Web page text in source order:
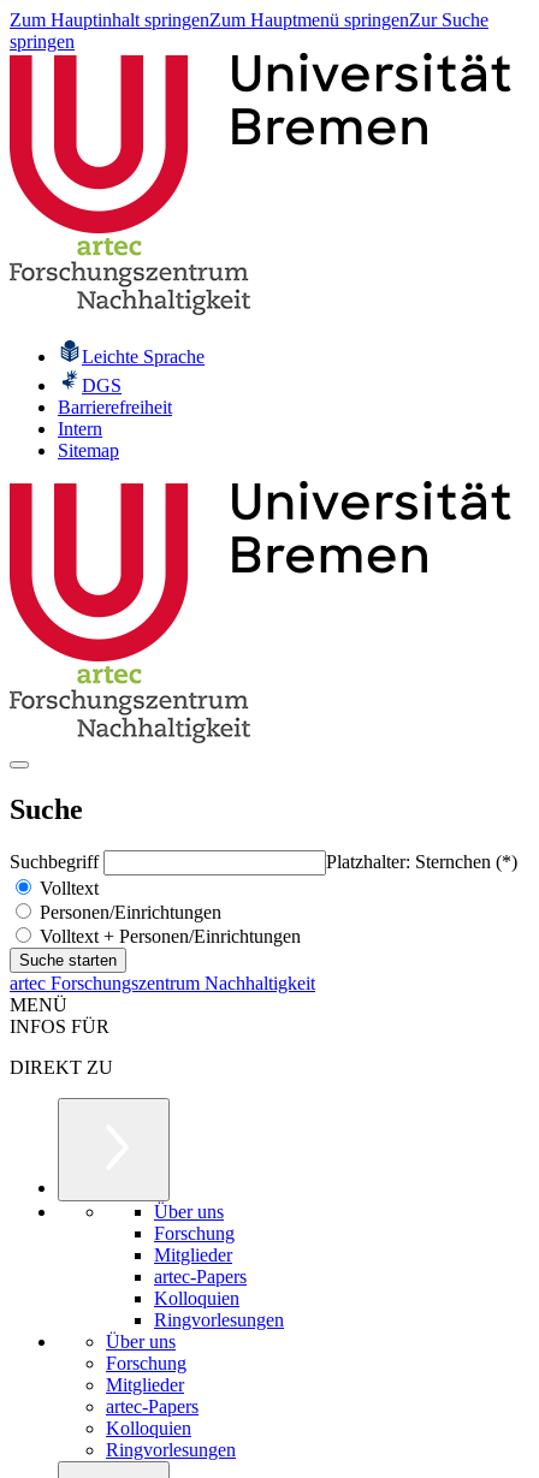
Zum Hauptinhalt springenZum Hauptmenü springenZur Suche
springen
Leichte Sprache
DGS
Barrierefreiheit
Intern
Sitemap
Suche
Suchbegriff
Platzhalter: Sternchen (*)
Volltext
Personen/Einrichtungen
Volltext + Personen/Einrichtungen
artec Forschungszentrum Nachhaltigkeit
MENÜ
INFOS FÜR
DIREKT ZU
Über uns
Forschung
Mitglieder
artec-Papers
Kolloquien
Ringvorlesungen
Über uns
Forschung
Mitglieder
artec-Papers
Kolloquien
Ringvorlesungen